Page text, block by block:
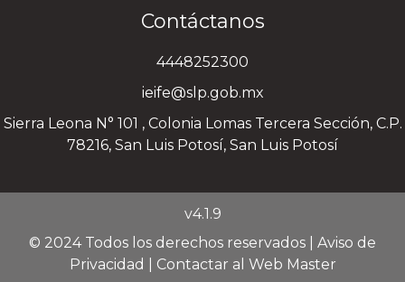
Contáctanos
4448252300
ieife@slp.gob.mx
Sierra Leona N° 101 , Colonia Lomas Tercera Sección, C.P.
78216, San Luis Potosí, San Luis Potosí
v4.1.9
© 2024 Todos los derechos reservados | Aviso de
Privacidad
Contactar al Web Master